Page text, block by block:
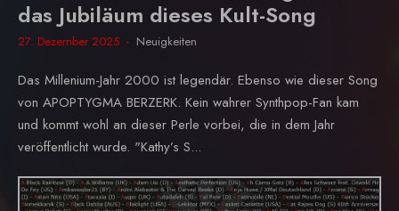
das Jubiläum dieses Kult-Song
27. Dezember 2025 Neuigkeiten
Das Millenium-Jahr 2000 ist legendär. Ebenso wie dieser Song
von APOPTYGMA BERZERK. Kein wahrer Synthpop-Fan kam
und kommt wohl an dieser Perle vorbei, die in dem Jahr
veröffentlicht wurde. "Kathy’s S...